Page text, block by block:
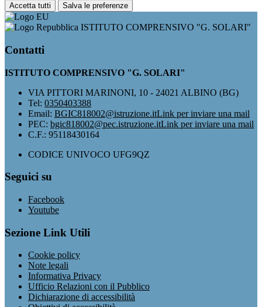
Accetta tutti Salva le preferenze
ISTITUTO COMPRENSIVO "G. SOLARI"
Contatti
ISTITUTO COMPRENSIVO "G. SOLARI"
VIA PITTORI MARINONI, 10 - 24021 ALBINO (BG)
Tel: 0350403388
Email: BGIC818002@istruzione.itLink per inviare una mail
PEC: bgic818002@pec.istruzione.itLink per inviare una mail
C.F.: 95118430164
CODICE UNIVOCO UFG9QZ
Seguici su
Facebook
Youtube
Sezione Link Utili
Cookie policy
Note legali
Informativa Privacy
Ufficio Relazioni con il Pubblico
Dichiarazione di accessibilità